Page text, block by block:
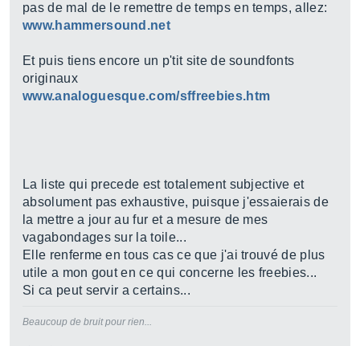
pas de mal de le remettre de temps en temps, allez:
www.hammersound.net
Et puis tiens encore un p'tit site de soundfonts
originaux
www.analoguesque.com/sffreebies.htm
La liste qui precede est totalement subjective et
absolument pas exhaustive, puisque j'essaierais de
la mettre a jour au fur et a mesure de mes
vagabondages sur la toile...
Elle renferme en tous cas ce que j'ai trouvé de plus
utile a mon gout en ce qui concerne les freebies...
Si ca peut servir a certains...
Beaucoup de bruit pour rien...